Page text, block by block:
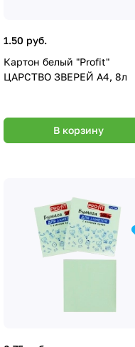
1.50 руб.
Картон белый "Profit"
ЦАРСТВО ЗВЕРЕЙ А4, 8л
В корзину